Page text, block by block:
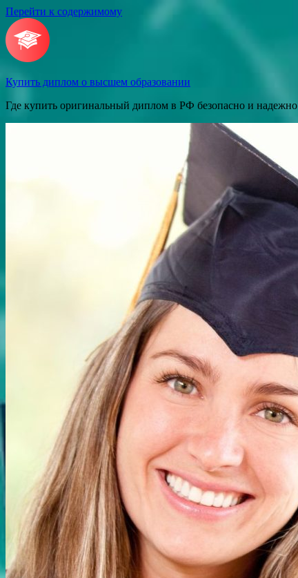
Перейти к содержимому
Купить диплом о высшем образовании
Где купить оригинальный диплом в РФ безопасно и надежно